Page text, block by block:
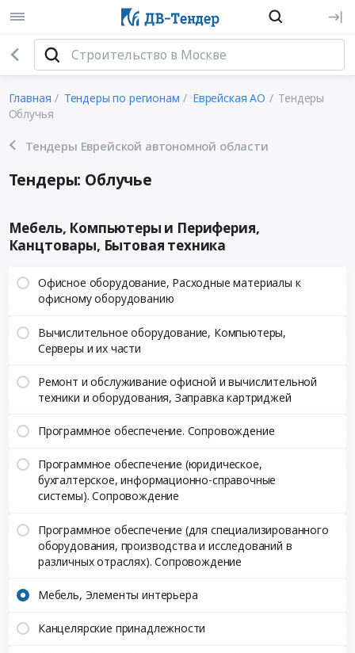
Главная Тендеры по регионам Еврейская АО
Тендеры
Облучья
Тендеры Еврейской автономной области
Тендеры: Облучье
Мебель, Компьютеры и Периферия,
Канцтовары, Бытовая техника
Офисное оборудование, Расходные материалы к
офисному оборудованию
Вычислительное оборудование, Компьютеры,
Серверы и их части
Ремонт и обслуживание офисной и вычислительной
техники и оборудования, Заправка картриджей
Программное обеспечение. Сопровождение
Программное обеспечение (юридическое,
бухгалтерское, информационно-справочные
системы). Сопровождение
Программное обеспечение (для специализированного
оборудования, производства и исследований в
различных отраслях). Сопровождение
Мебель, Элементы интерьера
Канцелярские принадлежности